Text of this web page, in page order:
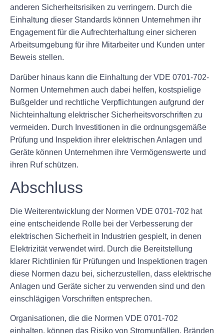
anderen Sicherheitsrisiken zu verringern. Durch die
Einhaltung dieser Standards können Unternehmen ihr
Engagement für die Aufrechterhaltung einer sicheren
Arbeitsumgebung für ihre Mitarbeiter und Kunden unter
Beweis stellen.
Darüber hinaus kann die Einhaltung der VDE 0701-702-
Normen Unternehmen auch dabei helfen, kostspielige
Bußgelder und rechtliche Verpflichtungen aufgrund der
Nichteinhaltung elektrischer Sicherheitsvorschriften zu
vermeiden. Durch Investitionen in die ordnungsgemäße
Prüfung und Inspektion ihrer elektrischen Anlagen und
Geräte können Unternehmen ihre Vermögenswerte und
ihren Ruf schützen.
Abschluss
Die Weiterentwicklung der Normen VDE 0701-702 hat
eine entscheidende Rolle bei der Verbesserung der
elektrischen Sicherheit in Industrien gespielt, in denen
Elektrizität verwendet wird. Durch die Bereitstellung
klarer Richtlinien für Prüfungen und Inspektionen tragen
diese Normen dazu bei, sicherzustellen, dass elektrische
Anlagen und Geräte sicher zu verwenden sind und den
einschlägigen Vorschriften entsprechen.
Organisationen, die die Normen VDE 0701-702
einhalten, können das Risiko von Stromunfällen, Bränden